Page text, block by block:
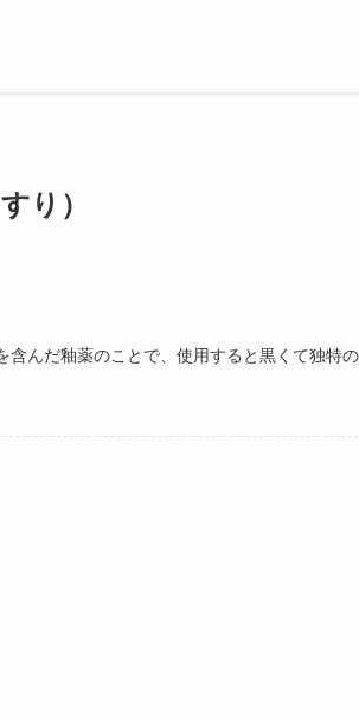
り）
んだ釉薬のことで、使用すると黒くて独特